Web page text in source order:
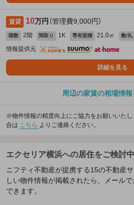
賃貸 10万円 （管理費9,000円）
階数 2階 間取り 1K 専有面積 21.0㎡ 敷/礼
情報提供元
詳細を見る
周辺の家賃の相場情
※物件情報の精度向上にご協力をお願いいた
合は こちら よりご連絡ください。
エクセリア横浜への居住をご検討
ニフティ不動産が提携する15の不動産
しい物件情報が掲載されたら、メール
できます。